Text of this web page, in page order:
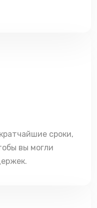
сроки,
вы могли